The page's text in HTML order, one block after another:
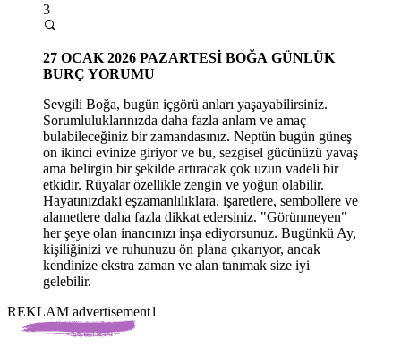
3
27 OCAK 2026 PAZARTESİ BOĞA GÜNLÜK
BURÇ YORUMU
Sevgili Boğa, bugün içgörü anları yaşayabilirsiniz.
Sorumluluklarınızda daha fazla anlam ve amaç
bulabileceğiniz bir zamandasınız. Neptün bugün güneş
on ikinci evinize giriyor ve bu, sezgisel gücünüzü yavaş
ama belirgin bir şekilde artıracak çok uzun vadeli bir
etkidir. Rüyalar özellikle zengin ve yoğun olabilir.
Hayatınızdaki eşzamanlılıklara, işaretlere, sembollere ve
alametlere daha fazla dikkat edersiniz. "Görünmeyen"
herşeye olan inancınızı inşa ediyorsunuz. Bugünkü Ay,
kişiliğinizi ve ruhunuzu ön plana çıkarıyor, ancak
kendinize ekstra zaman ve alan tanımak size iyi
gelebilir.
REKLAM advertisement1